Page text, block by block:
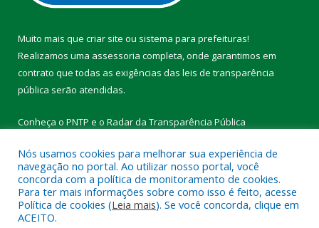
Muito mais que criar site ou sistema para prefeituras!
Realizamos uma assessoria completa, onde garantimos em
contrato que todas as exigências das leis de transparência
pública serão atendidas.
Conheça o PNTP e o Radar da Transparência Pública
Todos os direitos reservados a Prefeitura Municipal de Vitória do
Xingu.
Nós usamos cookies para melhorar sua experiência de
navegação no portal. Ao utilizar nosso portal, você
concorda com a política de monitoramento de cookies.
Para ter mais informações sobre como isso é feito, acesse
Política de cookies (Leia mais). Se você concorda, clique em
ACEITO.